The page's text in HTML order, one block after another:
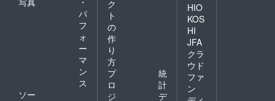
パ
フ
ォ
ー
マ
ン
ス
ソー
ク
ト
の
作
り
方
プ
ロ
ジ
統
計
デ
HIO
KOS
HI
JFA
クラ
ウド
ファ
ン